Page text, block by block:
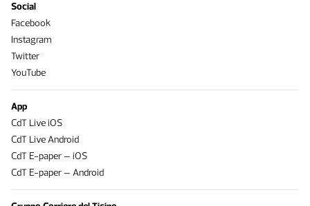
Social
Facebook
Instagram
Twitter
YouTube
App
CdT Live iOS
CdT Live Android
CdT E-paper – iOS
CdT E-paper – Android